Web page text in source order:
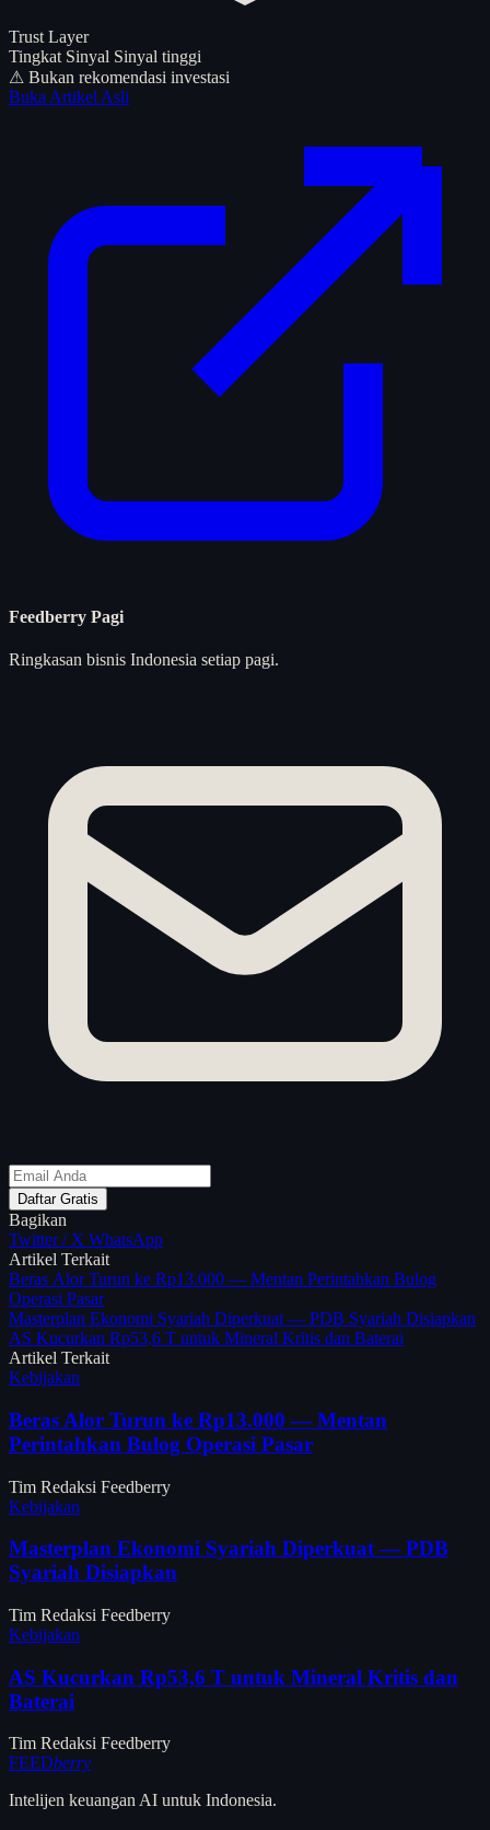
Trust Layer
Tingkat Sinyal Sinyal tinggi
⚠ Bukan rekomendasi investasi
Buka Artikel Asli
Feedberry Pagi
Ringkasan bisnis Indonesia setiap pagi.
Daftar Gratis
Bagikan
Twitter / X WhatsApp
Artikel Terkait
Beras Alor Turun ke Rp13.000 — Mentan Perintahkan Bulog
Operasi Pasar
Masterplan Ekonomi Syariah Diperkuat — PDB Syariah Disiapkan
AS Kucurkan Rp53,6 T untuk Mineral Kritis dan Baterai
Artikel Terkait
Kebijakan
Beras Alor Turun ke Rp13.000 — Mentan
Perintahkan Bulog Operasi Pasar
Tim Redaksi Feedberry
Kebijakan
Masterplan Ekonomi Syariah Diperkuat — PDB
Syariah Disiapkan
Tim Redaksi Feedberry
Kebijakan
AS Kucurkan Rp53,6 T untuk Mineral Kritis dan
Baterai
Tim Redaksi Feedberry
FEEDberry
Intelijen keuangan AI untuk Indonesia.